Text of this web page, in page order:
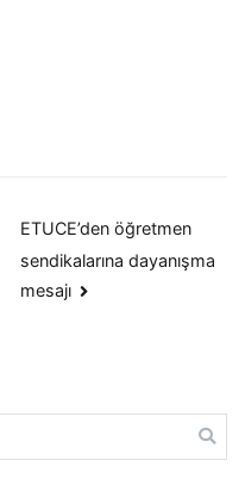
ETUCE’den öğretmen
sendikalarına dayanışma
mesajı